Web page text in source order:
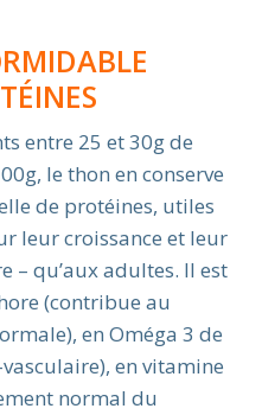
entre 25 et 30g de
le thon en conserve
de protéines, utiles
leur croissance et leur
– qu’aux adultes. Il est
(contribue au
en Oméga 3 de
en vitamine
normal du